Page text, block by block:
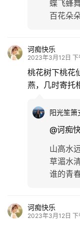
蝶飞蜂
百花朵
诃痴快乐
2023年3月12日 下
桃花树下桃花
燕，几时寄托
阳光笙箫
@诃痴
山高水
草湄水
谁的青
诃痴快乐
2023年3月12日 下